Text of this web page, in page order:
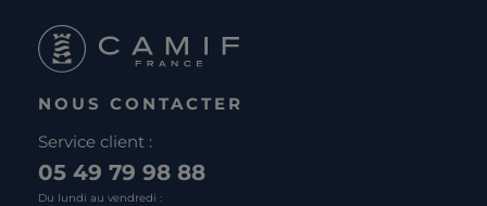
NOUS CONTACTER
Service client :
05 49 79 98 88
Du lundi au vendredi :